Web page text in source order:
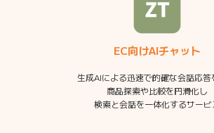
EC向けAIチャット
生成AIによる迅速で的確な会話応答
商品探索や比較を円滑化し
検索と会話を一体化するサービ